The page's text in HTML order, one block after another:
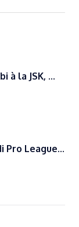
à la JSK, ...
Pro League...